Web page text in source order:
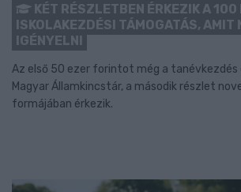
KÉT RÉSZLETBEN ÉRKEZIK A 100
ISKOLAKEZDÉSI TÁMOGATÁS, AMIT
IGÉNYELNI
Az első 50 ezer forintot még a
Magyar Államkincstár, a második részlet
formájában érkezik.